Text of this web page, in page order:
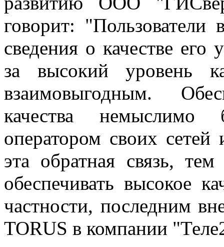
говорит: "Пользователи
сведения о качестве его
за высокий уровень
взаимовыгодным.
качества немыслимо
оператором своих
эта обратная связь,
обеспечивать высокое
частности, последним
TORUS в компании